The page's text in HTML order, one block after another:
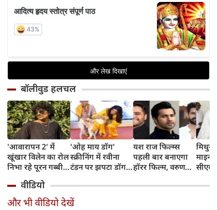
बॉलीवुड हलचल
'आवारापन 2' में
खूंखार विलेन का रोल
निभा रहे पूरन गब्बी
संग है खास रिश्ता
'ओह माय डॉग'
स्क्रीनिंग में रवीना
टंडन पर झपटा डॉग,
ने ऐसे दिखाई
दरियादिली
यश राज फिल्म्स
पहली बार बनाएगा
हॉरर फिल्म, वरुण
रोल
मिथुन
सीएम
पहुंचे
वीडियो
और भी वीडियो देखें